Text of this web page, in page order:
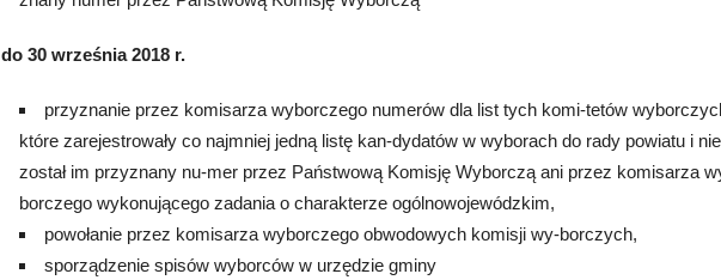
do 30 września 2018 r.
przyznanie przez komisarza wyborczego numerów dla list tych komi-tetów
które zarejestrowały co najmniej jedną listę kan-dydatów w wyborach do rady powiatu i nie
został im przyznany nu-mer przez Państwową Komisję Wyborczą ani przez komisarza
borczego wykonującego zadania o charakterze ogólnowojewódzkim,
powołanie przez komisarza wyborczego obwodowych komisji wy-borczych,
sporządzenie spisów wyborców w urzędzie gminy